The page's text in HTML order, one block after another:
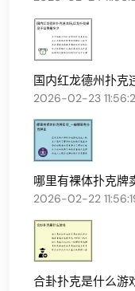
国内红龙德州扑克
2026-02-23
哪里有裸体扑克牌
2026-02-22
合卦扑克是什么游